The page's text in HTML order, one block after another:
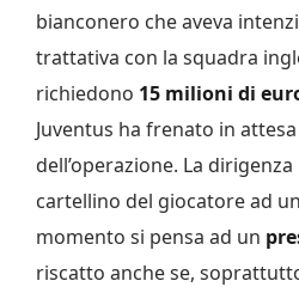
bianconero che aveva
trattativa con la squadra
richiedono 15 milioni di
Juventus ha frenato in
dell’operazione. La
cartellino del giocatore ad
momento si pensa ad un
riscatto anche se,